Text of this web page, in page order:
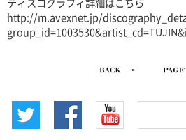
http://m.avexnet.jp/